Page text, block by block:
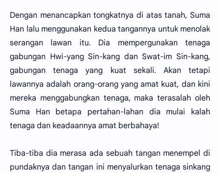
Dengan menancapkan tongkatnya di atas tanah, Suma
Han lalu menggunakan kedua tangannya untuk menolak
serangan lawan itu. Dia mempergunakan tenaga
gabungan Hwi-yang Sin-kang dan Swat-im Sin-kang,
gabungan tenaga yang kuat sekali. Akan tetapi
lawannya adalah orang-orang yang amat kuat, dan kini
mereka menggabungkan tenaga, maka terasalah oleh
Suma Han betapa pertahan-lahan dia mulai kalah
tenaga dan keadaannya amat berbahaya!
Tiba-tiba dia merasa ada sebuah tangan menempel di
pundaknya dan tangan ini menyalurkan tenaga sinkang